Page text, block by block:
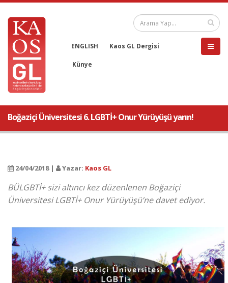
ENGLISH Kaos GL Dergisi
Künye
Boğaziçi Üniversitesi 6. LGBTİ+ Onur Yürüyüşü yarın!
24/04/2018 | Yazar: Kaos GL
BÜLGBTİ+ sizi altıncı kez düzenlenen Boğaziçi
Üniversitesi LGBTİ+ Onur Yürüyüşü’ne davet ediyor.